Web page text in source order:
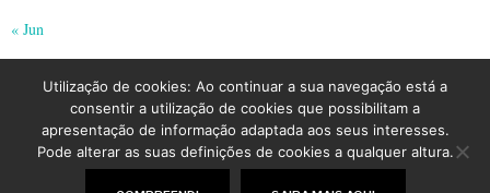
« Jun
©2026LusoJornal | Todos os direitos reservados
Utilização de cookies: Ao continuar a sua navegação está a
consentir a utilização de cookies que possibilitam a
apresentação de informação adaptada aos seus interesses.
Pode alterar as suas definições de cookies a qualquer altura.